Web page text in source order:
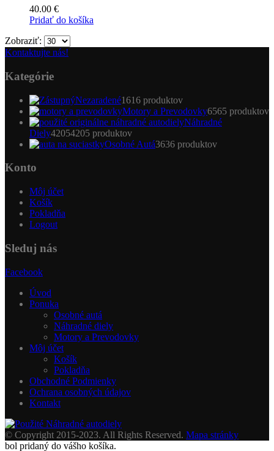
40.00 €
Pridať do košíka
Zobraziť:
Kontaktujte nás!
Kategórie
Nezaradené1616 produktov
Motory a Prevodovky6565 produktov
Náhradné
Diely42054205 produktov
Osobné Autá3636 produktov
Konto
Môj účet
Košík
Pokladňa
Logout
Sleduj nás
Facebook
Úvod
Ponuka
Osobné autá
Náhradné diely
Motory a Prevodovky
Môj účet
Košík
Pokladňa
Obchodné Podmienky
Ochrana osobných údajov
Kontakt
© Copyright 2015-2023. All Rights Reserved. Mapa stránky
bol pridaný do vášho košíka.